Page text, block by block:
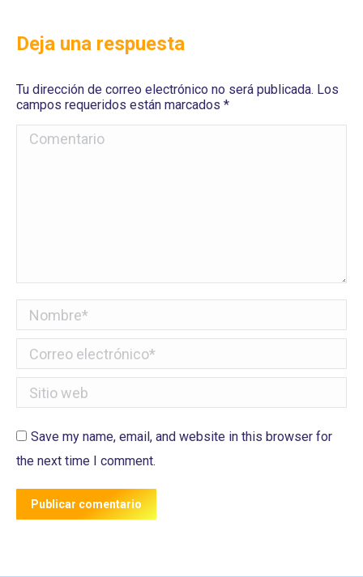
Deja una respuesta
Tu dirección de correo electrónico no será publicada. Los
campos requeridos están marcados *
Comentario
Nombre *
Correo electrónico *
Sitio web
Save my name, email, and website in this browser for
the next time I comment.
Publicar comentario